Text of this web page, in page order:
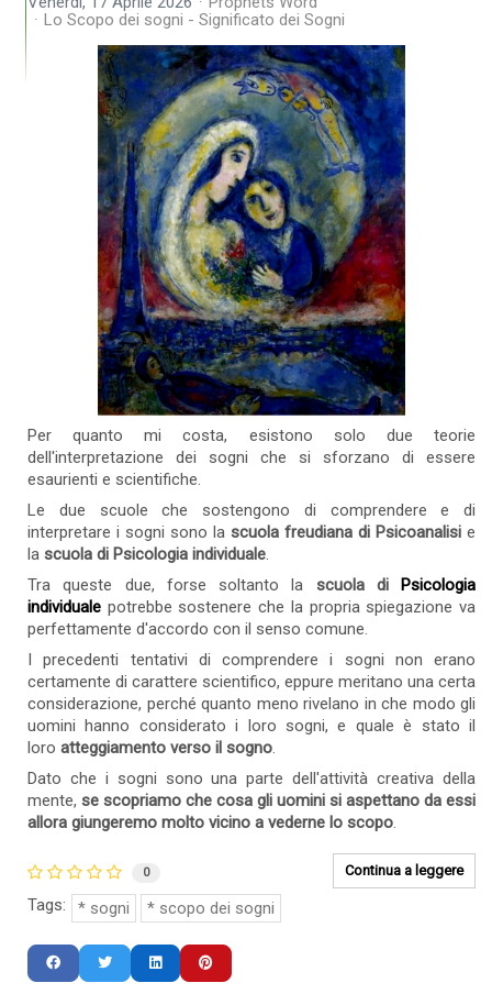
Lo Scopo dei sogni - Significato dei Sogni
Per quanto mi costa, esistono solo due teorie
dell'interpretazione dei sogni che si sforzano di essere
esaurienti e scientifiche.
Le due scuole che sostengono di comprendere e di
interpretare i sogni sono la scuola freudiana di Psicoanalisi e
la scuola di Psicologia individuale.
Tra queste due, forse soltanto la scuola di Psicologia
individuale potrebbe sostenere che la propria spiegazione va
perfettamente d'accordo con il senso comune.
I precedenti tentativi di comprendere i sogni non erano
certamente di carattere scientifico, eppure meritano una certa
considerazione, perché quanto meno rivelano in che modo gli
uomini hanno considerato i loro sogni, e quale è stato il
loro atteggiamento verso il sogno.
Dato che i sogni sono una parte dell'attività creativa della
mente, se scopriamo che cosa gli uomini si aspettano da essi
allora giungeremo molto vicino a vederne lo scopo.
Continua a leggere
0
Tags: sogni scopo dei sogni